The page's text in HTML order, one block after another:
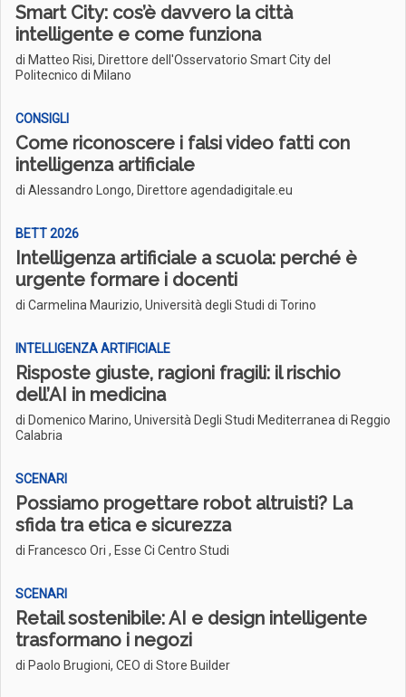
Smart City: cos’è davvero la città
intelligente e come funziona
di Matteo Risi, Direttore dell'Osservatorio Smart City del
Politecnico di Milano
CONSIGLI
Come riconoscere i falsi video fatti con
intelligenza artificiale
di Alessandro Longo, Direttore agendadigitale.eu
BETT 2026
Intelligenza artificiale a scuola: perché è
urgente formare i docenti
di Carmelina Maurizio, Università degli Studi di Torino
INTELLIGENZA ARTIFICIALE
Risposte giuste, ragioni fragili: il rischio
dell’AI in medicina
di Domenico Marino, Università Degli Studi Mediterranea di Reggio
Calabria
SCENARI
Possiamo progettare robot altruisti? La
sfida tra etica e sicurezza
di Francesco Ori , Esse Ci Centro Studi
SCENARI
Retail sostenibile: AI e design intelligente
trasformano i negozi
di Paolo Brugioni, CEO di Store Builder